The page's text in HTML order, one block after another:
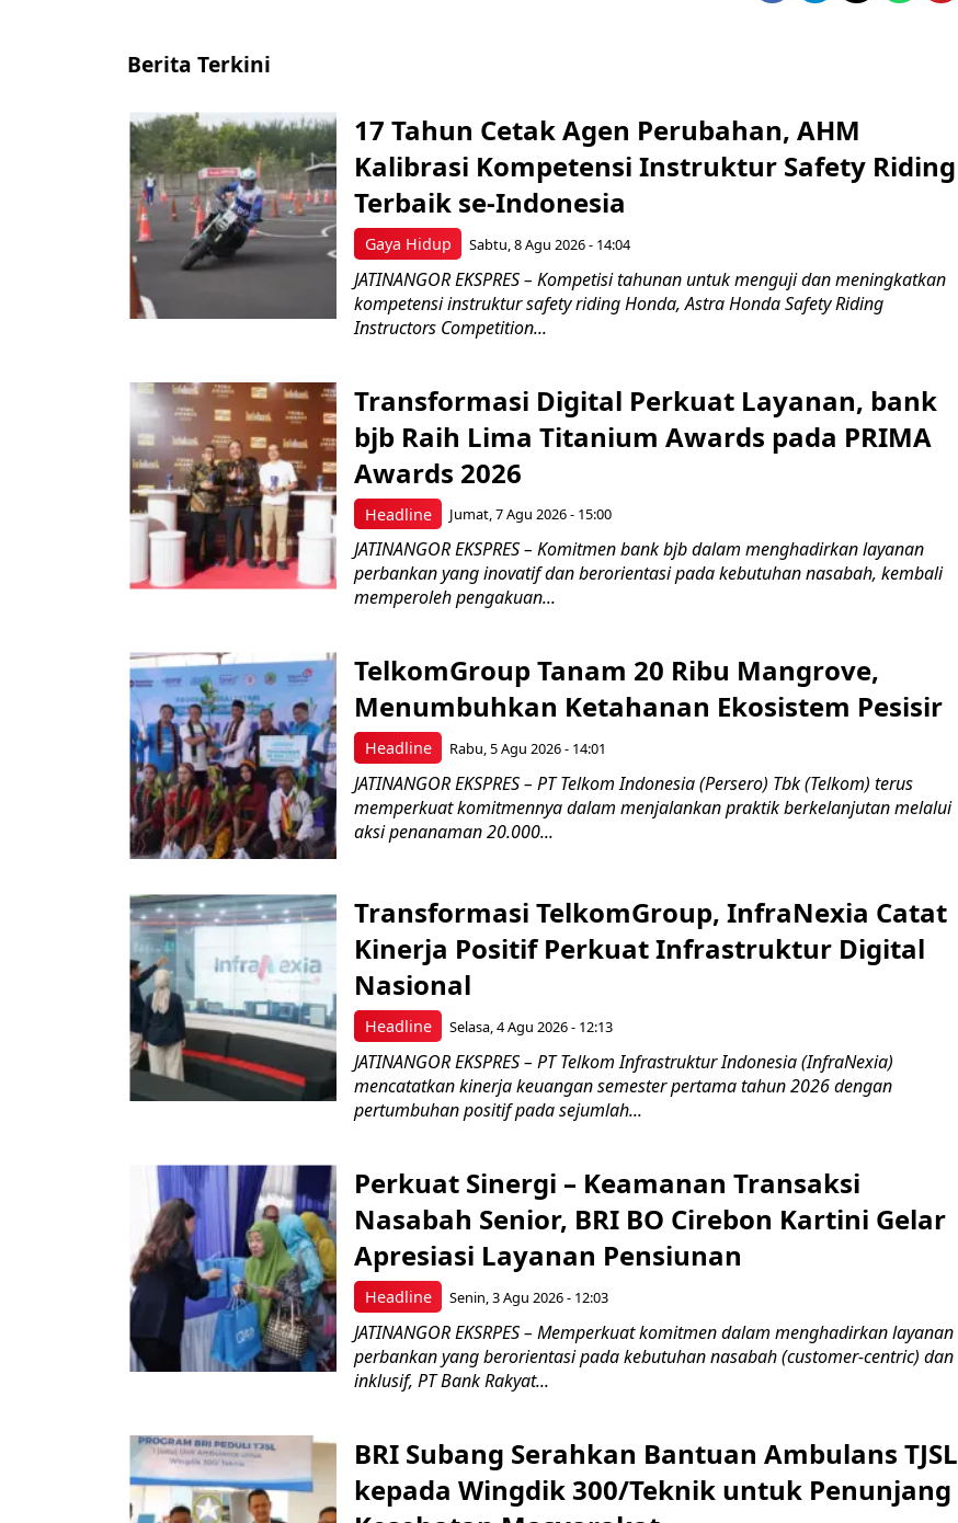
Berita Terkini
Gaya Hidup
17 Tahun Cetak Agen Perubahan, AHM
Kalibrasi Kompetensi Instruktur Safety Riding
Terbaik se-Indonesia
Sabtu, 8 Agu 2026 - 14:04
JATINANGOR EKSPRES – Kompetisi tahunan untuk menguji dan meningkatkan
kompetensi instruktur safety riding Honda, Astra Honda Safety Riding
Instructors Competition...
Headline
Transformasi Digital Perkuat Layanan, bank
bjb Raih Lima Titanium Awards pada PRIMA
Awards 2026
Jumat, 7 Agu 2026 - 15:00
JATINANGOR EKSPRES – Komitmen bank bjb dalam menghadirkan layanan
perbankan yang inovatif dan berorientasi pada kebutuhan nasabah, kembali
memperoleh pengakuan...
Headline
TelkomGroup Tanam 20 Ribu Mangrove,
Menumbuhkan Ketahanan Ekosistem Pesisir
Rabu, 5 Agu 2026 - 14:01
JATINANGOR EKSPRES – PT Telkom Indonesia (Persero) Tbk (Telkom) terus
memperkuat komitmennya dalam menjalankan praktik berkelanjutan melalui
aksi penanaman 20.000...
Headline
Transformasi TelkomGroup, InfraNexia Catat
Kinerja Positif Perkuat Infrastruktur Digital
Nasional
Selasa, 4 Agu 2026 - 12:13
JATINANGOR EKSPRES – PT Telkom Infrastruktur Indonesia (InfraNexia)
mencatatkan kinerja keuangan semester pertama tahun 2026 dengan
pertumbuhan positif pada sejumlah...
Headline
Perkuat Sinergi – Keamanan Transaksi
Nasabah Senior, BRI BO Cirebon Kartini Gelar
Apresiasi Layanan Pensiunan
Senin, 3 Agu 2026 - 12:03
JATINANGOR EKSRPES – Memperkuat komitmen dalam menghadirkan layanan
perbankan yang berorientasi pada kebutuhan nasabah (customer-centric) dan
inklusif, PT Bank Rakyat...
BRI Subang Serahkan Bantuan Ambulans TJSL
kepada Wingdik 300/Teknik untuk Penunjang